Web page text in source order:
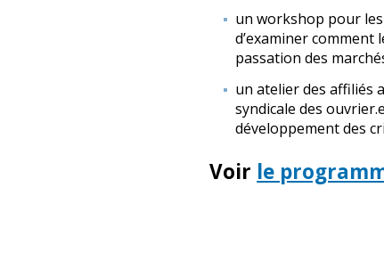
un workshop pour
d’examiner
passation des
un atelier des affiliés
syndicale des
développement des
Voir le